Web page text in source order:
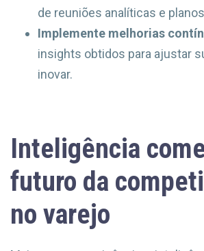
de reuniões analíticas e
Implemente melhorias
insights obtidos para ajustar
inovar.
Inteligência
futuro da
no varejo